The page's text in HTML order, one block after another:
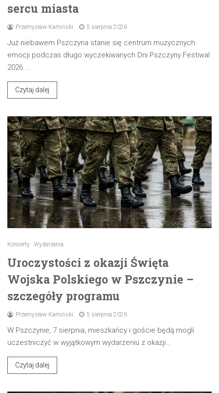
sercu miasta
Przemysław Kamiński 5 sierpnia 2026
Już niebawem Pszczyna stanie się centrum muzycznych
emocji podczas długo wyczekiwanych Dni Pszczyny Festiwal
2026.…
Czytaj dalej
Koncerty Wydarzenia
Uroczystości z okazji Święta
Wojska Polskiego w Pszczynie –
szczegóły programu
Przemysław Kamiński 5 sierpnia 2026
W Pszczynie, 7 sierpnia, mieszkańcy i goście będą mogli
uczestniczyć w wyjątkowym wydarzeniu z okazji…
Czytaj dalej